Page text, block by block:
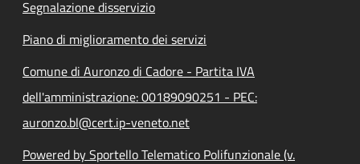
Segnalazione disservizio
Piano di miglioramento dei servizi
Comune di Auronzo di Cadore - Partita IVA
dell'amministrazione: 00189090251 - PEC:
auronzo.bl@cert.ip-veneto.net
Powered by Sportello Telematico Polifunzionale (v.